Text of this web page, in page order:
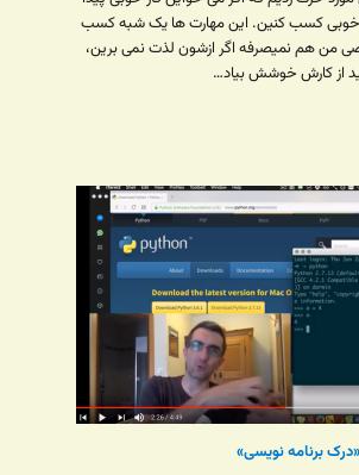
خوبی کسب کنین. این مهارت ها یک شبه کسب
من هم نمیصرفه اگر ازشون لذت نمی برین،
از کارش خوشش بیاد…
برنامه نویسی»